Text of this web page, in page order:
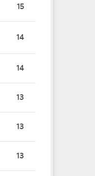
15
14
14
13
13
13